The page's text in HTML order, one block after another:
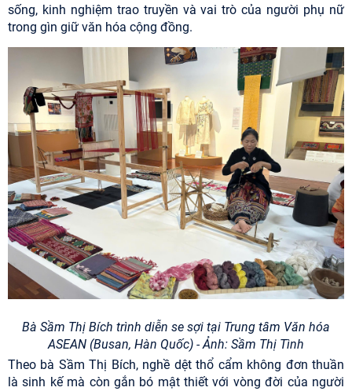
sống, kinh nghiệm trao truyền và vai trò của người phụ nữ
trong gìn giữ văn hóa cộng đồng.
Bà Sầm Thị Bích trình diễn se sợi tại Trung tâm Văn hóa
ASEAN (Busan, Hàn Quốc) - Ảnh: Sầm Thị Tình
Theo bà Sầm Thị Bích, nghề dệt thổ cẩm không đơn thuần
là sinh kế mà còn gắn bó mật thiết với vòng đời của người